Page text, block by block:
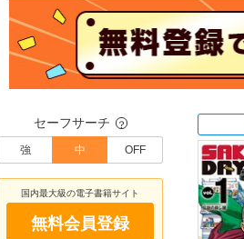
セーフサーチ ？
強 中 OFF
国内最大級の電子書籍サイト
無料会員登録